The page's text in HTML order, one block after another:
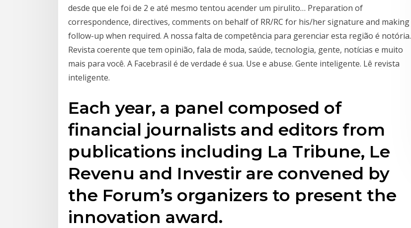
desde que ele foi de 2 e até mesmo tentou acender um pirulito… Preparation of
correspondence, directives, comments on behalf of RR/RC for his/her signature and making
follow-up when required. A nossa falta de competência para gerenciar esta região é notória.
Revista coerente que tem opinião, fala de moda, saúde, tecnologia, gente, notícias e muito
mais para você. A Facebrasil é de verdade é sua. Use e abuse. Gente inteligente. Lê revista
inteligente.
Each year, a panel composed of
financial journalists and editors from
publications including La Tribune, Le
Revenu and Investir are convened by
the Forum’s organizers to present the
innovation award.